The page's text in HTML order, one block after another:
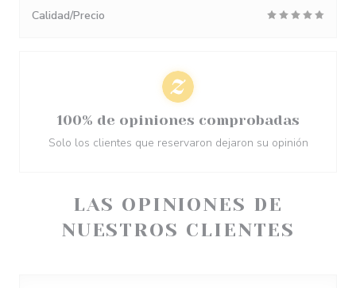
LAS OPINIONES DE
NUESTROS CLIENTES
Calidad/Precio
100% de opiniones comprobadas
Solo los clientes que reservaron dejaron su opinión